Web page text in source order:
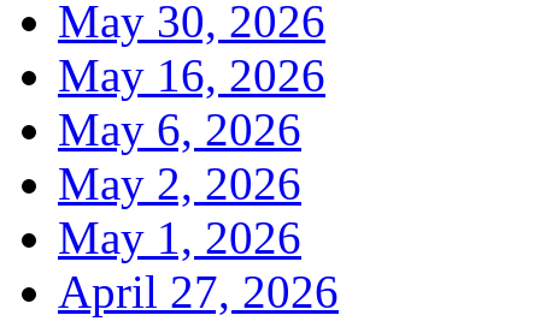
May 30, 2026
May 16, 2026
May 6, 2026
May 2, 2026
May 1, 2026
April 27, 2026